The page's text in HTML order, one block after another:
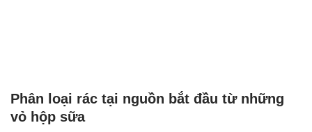
Phân loại rác tại nguồn bắt đầu từ những
vỏ hộp sữa